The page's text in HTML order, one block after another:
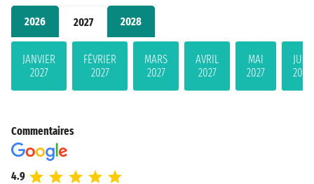
2026 2027 2028
JANVIER
2027
FÉVRIER
2027
MARS
2027
AVRIL
2027
MAI
2027
JUIN
2027
Commentaires
4.9